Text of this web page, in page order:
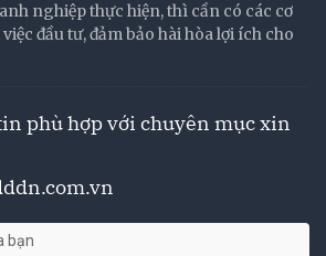
nghiệp thực hiện, thì cần có các cơ
đầu tư, đảm bảo hài hòa lợi ích cho
phù hợp với chuyên mục xin
bạn